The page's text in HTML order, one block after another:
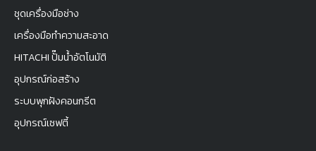
ชุดเครื่องมือช่าง
เครื่องมือทำความสะอาด
HITACHI ปั๊มน้ำอัตโนมัติ
อุปกรณ์ก่อสร้าง
ระบบพุกฝังคอนกรีต
อุปกรณ์เซฟตี้